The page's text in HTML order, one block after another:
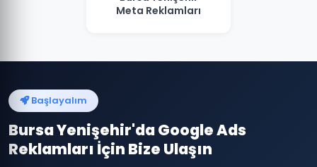
Meta Reklamları
Başlayalım
Bursa Yenişehir'da Google Ads
Reklamları İçin Bize Ulaşın